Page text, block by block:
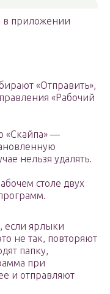
в приложении
«Отправить»,
«Рабочий
«Скайпа» —
нельзя удалять.
столе двух
если ярлыки
не так, повторяют
папку,
при
и отправляют